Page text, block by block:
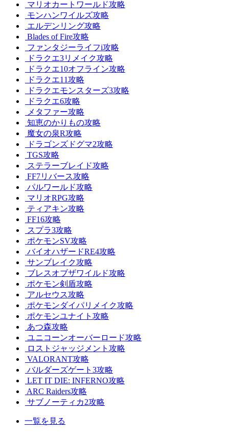
マリオカートワールド攻略
モンハンワイルズ攻略
エルデンリング攻略
Blades of Fire攻略
ファンタジーライフi攻略
ドラクエ3リメイク攻略
ドラクエ10オフライン攻略
ドラクエ11攻略
ドラクエモンスターズ3攻略
ドラクエ6攻略
メタファー攻略
知恵のかりもの攻略
魔女の泉R攻略
ドラゴンズドグマ2攻略
TGS攻略
ステラーブレイド攻略
FF7リバース攻略
パルワールド攻略
マリオRPG攻略
ティアキン攻略
FF16攻略
スプラ3攻略
ポケモンSV攻略
バイオハザードRE4攻略
サンブレイク攻略
ブレスオブザワイルド攻略
ポケモン剣盾攻略
アルセウス攻略
ポケモンダイパリメイク攻略
ポケモンユナイト攻略
あつ森攻略
ユニコーンオーバーロード攻略
ロストジャッジメント攻略
VALORANT攻略
バルダーズゲート3攻略
LET IT DIE: INFERNO攻略
ARC Raiders攻略
サブノーティカ2攻略
一覧を見る